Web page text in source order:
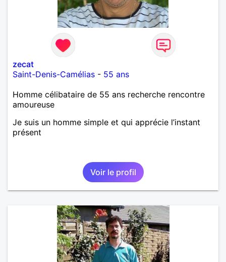
zecat
Saint-Denis-Camélias - 55 ans
Homme célibataire de 55 ans recherche rencontre
amoureuse
Je suis un homme simple et qui apprécie l’instant
présent
Voir le profil